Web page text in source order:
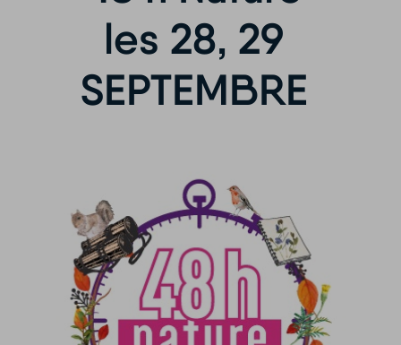
les 28, 29
SEPTEMBRE